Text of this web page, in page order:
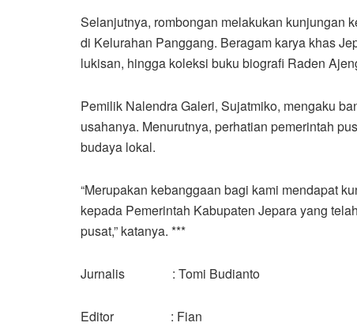
Selanjutnya, rombongan melakukan kunjungan
di Kelurahan Panggang. Beragam karya khas
lukisan, hingga koleksi buku biografi Raden
Pemilik Nalendra Galeri, Sujatmiko, mengaku
usahanya. Menurutnya, perhatian pemerintah
budaya lokal.
“Merupakan kebanggaan bagi kami mendapat
kepada Pemerintah Kabupaten Jepara yang
pusat,” katanya. ***
Jurnalis : Tomi Budianto
Editor : Fian